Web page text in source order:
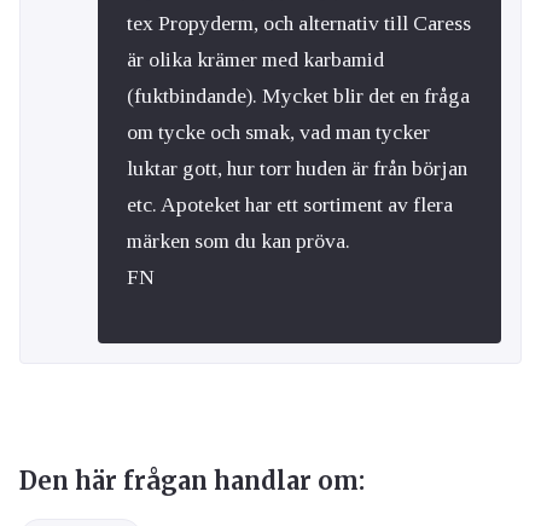
tex Propyderm, och alternativ till Caress
är olika krämer med karbamid
(fuktbindande). Mycket blir det en fråga
om tycke och smak, vad man tycker
luktar gott, hur torr huden är från början
etc. Apoteket har ett sortiment av flera
märken som du kan pröva.
FN
Den här frågan handlar om: